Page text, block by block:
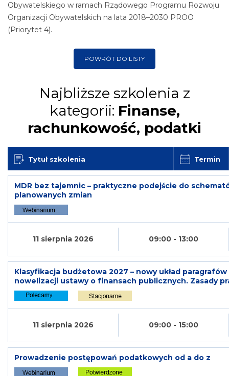
Obywatelskiego w ramach Rządowego Programu Rozwoju
Organizacji Obywatelskich na lata 2018–2030 PROO
(Priorytet 4).
POWRÓT DO LISTY
Najbliższe szkolenia z
kategorii: Finanse,
rachunkowość, podatki
Tytuł szkolenia Termin
MDR bez tajemnic – praktyczne podejście do
planowanych zmian
11 sierpnia 2026 09:00 - 13:00
Klasyfikacja budżetowa 2027 – nowy układ
nowelizacji ustawy o finansach publicznych. Zasady
11 sierpnia 2026 09:00 - 15:00
Prowadzenie postępowań podatkowych od a do z